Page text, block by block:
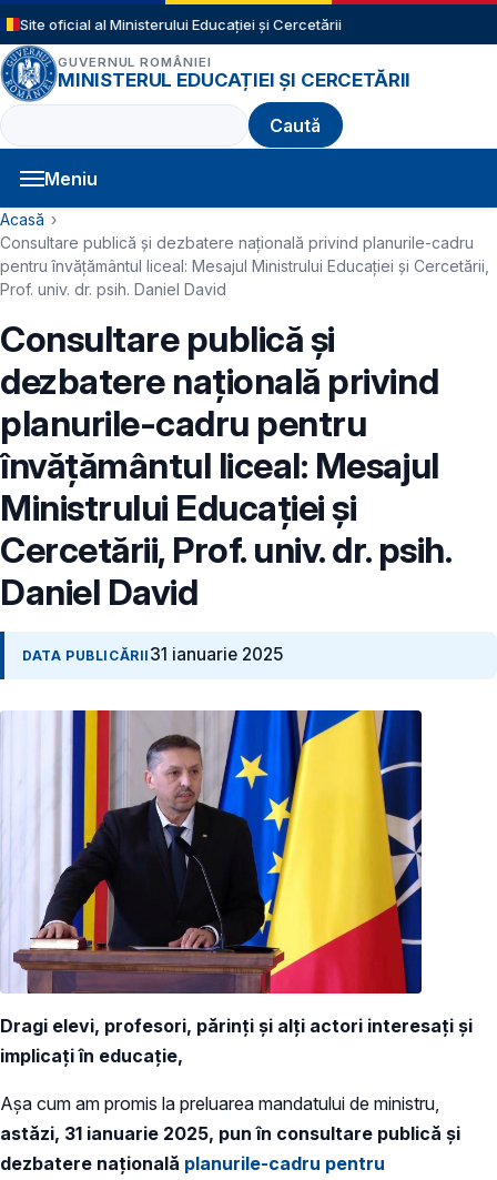
Sari la conținutul principal
Site oficial al Ministerului Educației și Cercetării
GUVERNUL ROMÂNIEI
MINISTERUL EDUCAȚIEI ȘI CERCETĂRII
Caută
Meniu
Navigație principală
Cale de navigare
Acasă
Consultare publică și dezbatere națională privind planurile-cadru
pentru învățământul liceal: Mesajul Ministrului Educației și Cercetării,
Prof. univ. dr. psih. Daniel David
Consultare publică și
dezbatere națională privind
planurile-cadru pentru
învățământul liceal: Mesajul
Ministrului Educației și
Cercetării, Prof. univ. dr. psih.
Daniel David
DATA PUBLICĂRII 31 ianuarie 2025
Dragi elevi, profesori, părinți și alți actori interesați și
implicați în educație,
Așa cum am promis la preluarea mandatului de ministru,
astăzi, 31 ianuarie 2025, pun în consultare publică și
dezbatere națională planurile-cadru pentru